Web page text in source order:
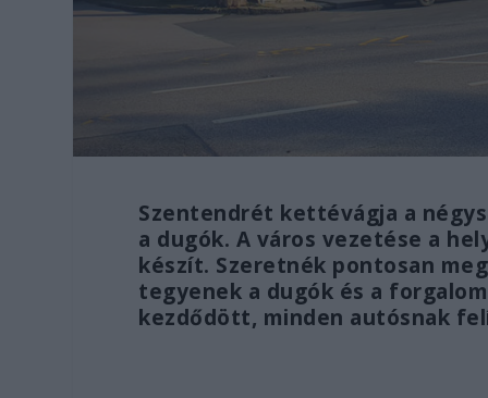
Szentendrét kettévágja a
a dugók. A város vezetése a
készít. Szeretnék pontosan
tegyenek a dugók és a
kezdődött, minden autósnak